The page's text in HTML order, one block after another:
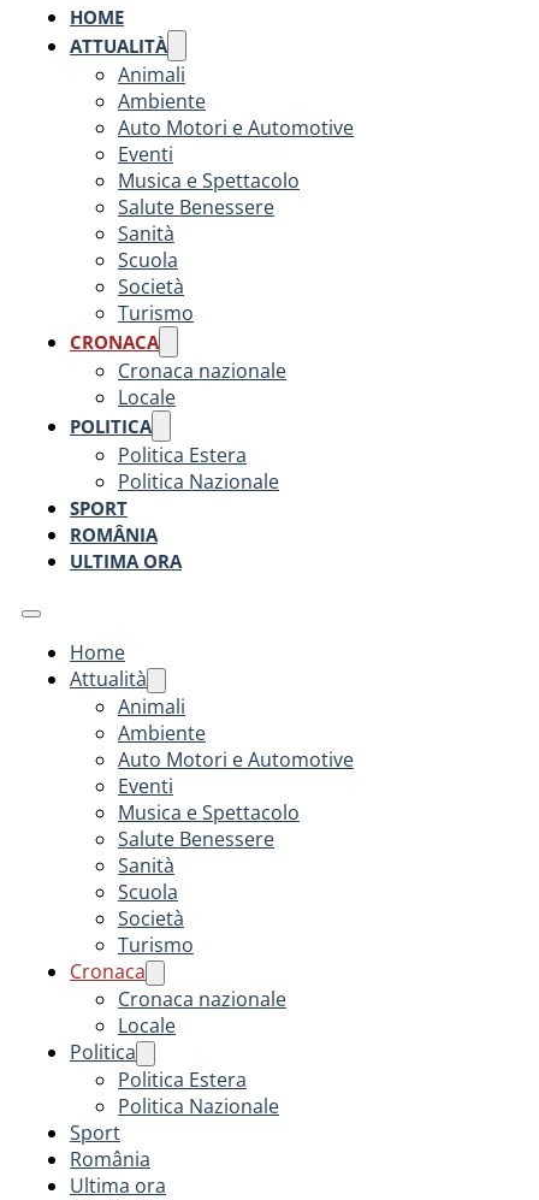
HOME
ATTUALITÀ
Animali
Ambiente
Auto Motori e Automotive
Eventi
Musica e Spettacolo
Salute Benessere
Sanità
Scuola
Società
Turismo
CRONACA
Cronaca nazionale
Locale
POLITICA
Politica Estera
Politica Nazionale
SPORT
ROMÂNIA
ULTIMA ORA
Home
Attualità
Animali
Ambiente
Auto Motori e Automotive
Eventi
Musica e Spettacolo
Salute Benessere
Sanità
Scuola
Società
Turismo
Cronaca
Cronaca nazionale
Locale
Politica
Politica Estera
Politica Nazionale
Sport
România
Ultima ora